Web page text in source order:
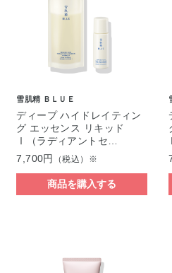
雪肌精 ＢＬＵＥ
ディープ ハイドレイティン
グ エッセンス リキッド
Ⅰ（ラディアントセ…
7,700円
（税込）※
商品を購入する